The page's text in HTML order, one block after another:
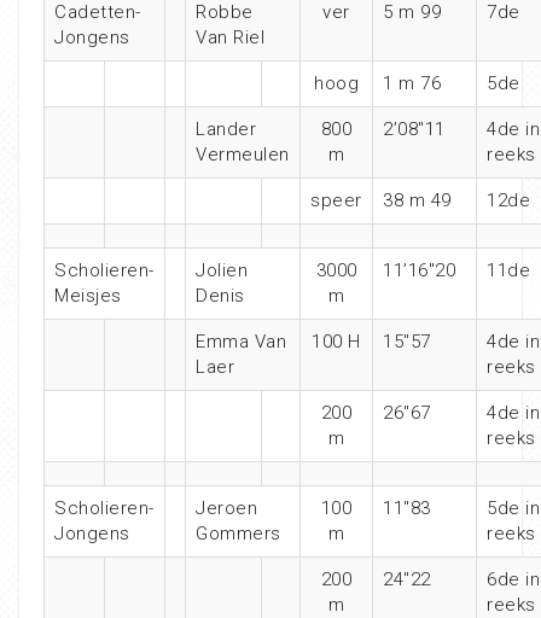
Cadetten-
Jongens
Robbe
Van Riel
ver 5 m 99 7de
hoog 1 m 76 5de
Lander
Vermeulen
800
m
2’08″11
4de in
reeks
speer 38 m 49 12de
Scholieren-
Meisjes
Jolien
Denis
3000
m
11’16″20 11de
Emma Van
Laer
100 H 15″57
4de in
reeks
200
m
26″67
4de in
reeks
Scholieren-
Jongens
Jeroen
Gommers
100
m
11″83
5de in
reeks
200
m
24″22
6de in
reeks